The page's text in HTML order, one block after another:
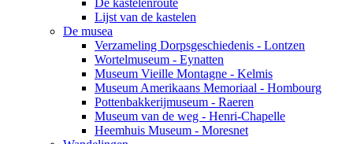
Lijst van de kastelen
De musea
Verzameling Dorpsgeschiedenis - Lontzen
Wortelmuseum - Eynatten
Museum Vieille Montagne - Kelmis
Museum Amerikaans Memoriaal - Hombourg
Pottenbakkerijmuseum - Raeren
Museum van de weg - Henri-Chapelle
Heemhuis Museum - Moresnet